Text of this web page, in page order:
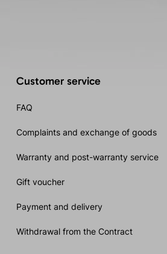
Customer service
FAQ
Complaints and exchange of goods
Warranty and post-warranty service
Gift voucher
Payment and delivery
Withdrawal from the Contract